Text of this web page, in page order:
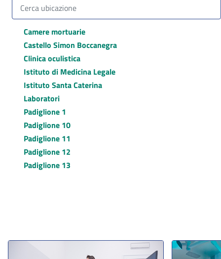
Camere mortuarie
Castello Simon Boccanegra
Clinica oculistica
Istituto di Medicina Legale
Istituto Santa Caterina
Laboratori
Padiglione 1
Padiglione 10
Padiglione 11
Padiglione 12
Padiglione 13